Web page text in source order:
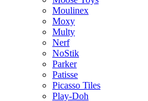
Moulinex
Moxy
Multy
Nerf
NoStik
Parker
Patisse
Picasso Tiles
Play-Doh